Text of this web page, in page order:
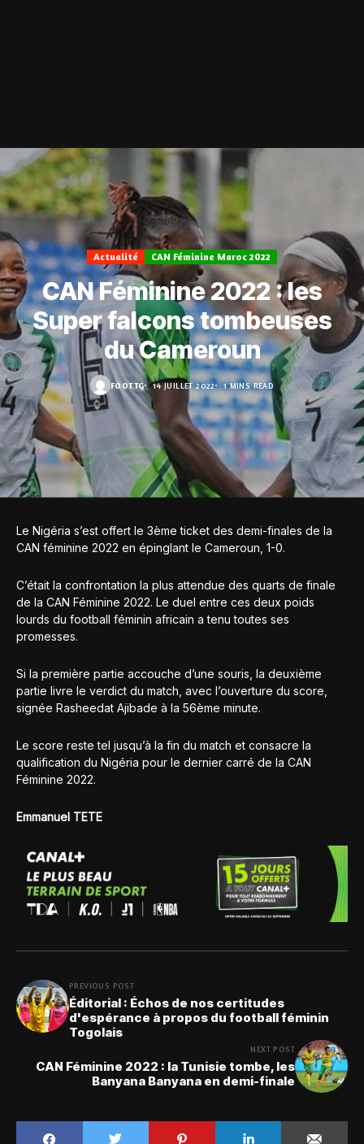
Actualité CAN Féminine Maroc 2022
CAN Féminine 2022 : les
Super falcons tombeuses
du Cameroun
FOOT.TG 14 JUILLET 2022 1 MINS READ
Le Nigéria s’est offert le 3ème ticket des demi-finales de la
CAN féminine 2022 en épinglant le Cameroun, 1-0.
C’était la confrontation la plus attendue des quarts de finale
de la CAN Féminine 2022. Le duel entre ces deux poids
lourds du football féminin africain a tenu toutes ses
promesses.
Si la première partie accouche d’une souris, la deuxième
partie livre le verdict du match, avec l’ouverture du score,
signée Rasheedat Ajibade à la 56ème minute.
Le score reste tel jusqu’à la fin du match et consacre la
qualification du Nigéria pour le dernier carré de la CAN
Féminine 2022.
Emmanuel TETE
PREVIOUS POST
Éditorial : Échos de nos certitudes
d'espérance à propos du football féminin
Togolais
NEXT POST
CAN Féminine 2022 : la Tunisie tombe, les
Banyana Banyana en demi-finale